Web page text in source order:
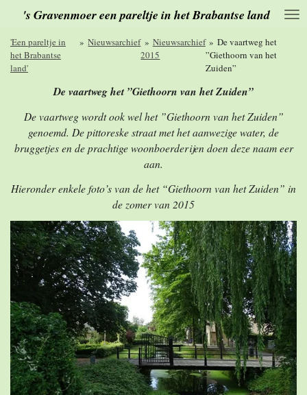
naar
de
hoofdinhoud
's Gravenmoer een pareltje in het Brabantse land
'Een pareltje in
het Brabantse
land'
» Nieuwsarchief » Nieuwsarchief
2015
» De vaartweg het
”Giethoorn van het
Zuiden”
De vaartweg het ”Giethoorn van het Zuiden”
De vaartweg wordt ook wel het ”Giethoorn van het Zuiden”
genoemd. De pittoreske straat met het aanwezige water, de
bruggetjes en de prachtige woonboerderijen doen deze naam eer
aan.
Hieronder enkele foto’s van de het “Giethoorn van het Zuiden” in
de zomer van 2015